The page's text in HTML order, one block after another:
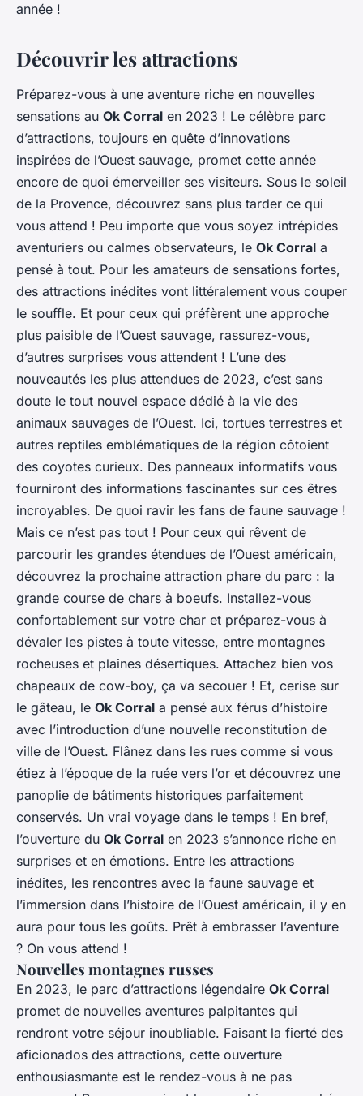
année !
Découvrir les attractions
Préparez-vous à une aventure riche en nouvelles
sensations au Ok Corral en 2023 ! Le célèbre parc
d’attractions, toujours en quête d’innovations
inspirées de l’Ouest sauvage, promet cette année
encore de quoi émerveiller ses visiteurs. Sous le soleil
de la Provence, découvrez sans plus tarder ce qui
vous attend ! Peu importe que vous soyez intrépides
aventuriers ou calmes observateurs, le Ok Corral a
pensé à tout. Pour les amateurs de sensations fortes,
des attractions inédites vont littéralement vous couper
le souffle. Et pour ceux qui préfèrent une approche
plus paisible de l’Ouest sauvage, rassurez-vous,
d’autres surprises vous attendent ! L’une des
nouveautés les plus attendues de 2023, c’est sans
doute le tout nouvel espace dédié à la vie des
animaux sauvages de l’Ouest. Ici, tortues terrestres et
autres reptiles emblématiques de la région côtoient
des coyotes curieux. Des panneaux informatifs vous
fourniront des informations fascinantes sur ces êtres
incroyables. De quoi ravir les fans de faune sauvage !
Mais ce n’est pas tout ! Pour ceux qui rêvent de
parcourir les grandes étendues de l’Ouest américain,
découvrez la prochaine attraction phare du parc : la
grande course de chars à boeufs. Installez-vous
confortablement sur votre char et préparez-vous à
dévaler les pistes à toute vitesse, entre montagnes
rocheuses et plaines désertiques. Attachez bien vos
chapeaux de cow-boy, ça va secouer ! Et, cerise sur
le gâteau, le Ok Corral a pensé aux férus d’histoire
avec l’introduction d’une nouvelle reconstitution de
ville de l’Ouest. Flânez dans les rues comme si vous
étiez à l’époque de la ruée vers l’or et découvrez une
panoplie de bâtiments historiques parfaitement
conservés. Un vrai voyage dans le temps ! En bref,
l’ouverture du Ok Corral en 2023 s’annonce riche en
surprises et en émotions. Entre les attractions
inédites, les rencontres avec la faune sauvage et
l’immersion dans l’histoire de l’Ouest américain, il y en
aura pour tous les goûts. Prêt à embrasser l’aventure
? On vous attend !
Nouvelles montagnes russes
En 2023, le parc d’attractions légendaire Ok Corral
promet de nouvelles aventures palpitantes qui
rendront votre séjour inoubliable. Faisant la fierté des
aficionados des attractions, cette ouverture
enthousiasmante est le rendez-vous à ne pas